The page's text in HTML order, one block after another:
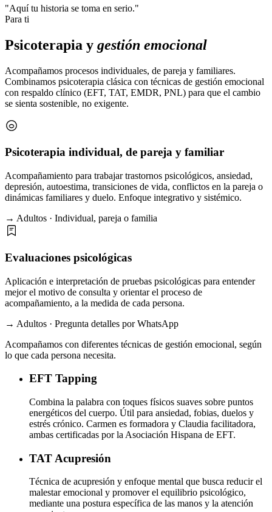
"Aquí tu historia se toma en serio."
Para ti
Psicoterapia y gestión emocional
Acompañamos procesos individuales, de pareja y familiares.
Combinamos psicoterapia clásica con técnicas de gestión emocional
con respaldo clínico (EFT, TAT, EMDR, PNL) para que el cambio
se sienta sostenible, no exigente.
Psicoterapia individual, de pareja y familiar
Acompañamiento para trabajar trastornos psicológicos, ansiedad,
depresión, autoestima, transiciones de vida, conflictos en la pareja o
dinámicas familiares y duelo. Enfoque integrativo y sistémico.
→ Adultos · Individual, pareja o familia
Evaluaciones psicológicas
Aplicación e interpretación de pruebas psicológicas para entender
mejor el motivo de consulta y orientar el proceso de
acompañamiento, a la medida de cada persona.
→ Adultos · Pregunta detalles por WhatsApp
Acompañamos con diferentes técnicas de gestión emocional, según
lo que cada persona necesita.
EFT Tapping
Combina la palabra con toques físicos suaves sobre puntos
energéticos del cuerpo. Útil para ansiedad, fobias, duelos y
estrés crónico. Carmen es formadora y Claudia facilitadora,
ambas certificadas por la Asociación Hispana de EFT.
TAT Acupresión
Técnica de acupresión y enfoque mental que busca reducir el
malestar emocional y promover el equilibrio psicológico,
mediante una postura específica de las manos y la atención